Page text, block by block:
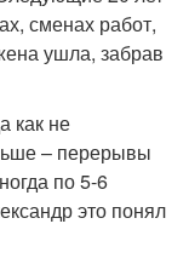
сменах работ,
ушла, забрав
как не
– перерывы
по 5-6
это понял